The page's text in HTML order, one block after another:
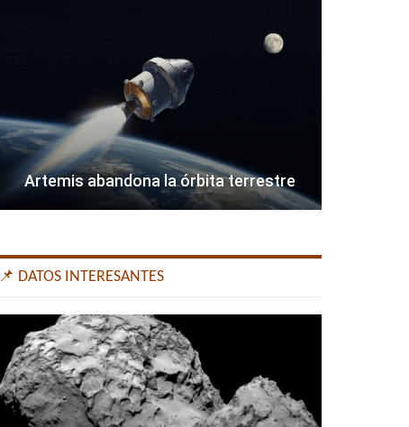
Artemis abandona la órbita terrestre
📌 DATOS INTERESANTES